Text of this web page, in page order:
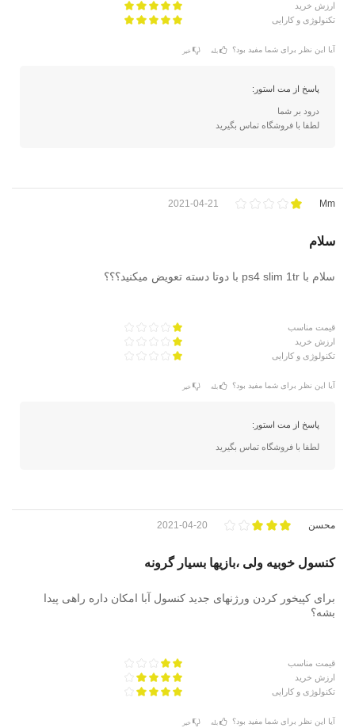
ارزش خرید
تکنولوژی و کارایی
آیا این نظر برای شما مفید بود؟ بله خیر
پاسخ از مت استور:
درود بر شما
لطفا با فروشگاه تماس بگیرید
Mm
2021-04-21
سلام
سلام با ps4 slim 1tr با دوتا دسته تعویض میکنید؟؟؟
قیمت مناسب
ارزش خرید
تکنولوژی و کارایی
آیا این نظر برای شما مفید بود؟ بله خیر
پاسخ از مت استور:
لطفا با فروشگاه تماس بگیرید
محسن 2021-04-20
کنسول خوبیه ولی ،بازیها بسیار گرونه
برای کپیخور کردن ورژنهای جدید کنسول آبا امکان داره راهی پیدا
بشه؟
قیمت مناسب
ارزش خرید
تکنولوژی و کارایی
آیا این نظر برای شما مفید بود؟ بله خیر